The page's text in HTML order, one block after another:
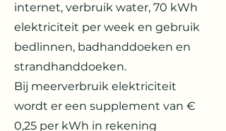
internet, verbruik water, 70 kWh
elektriciteit per week en gebruik
bedlinnen, badhanddoeken en
strandhanddoeken.
Bij meerverbruik elektriciteit
wordt er een supplement van €
0,25 per kWh in rekening